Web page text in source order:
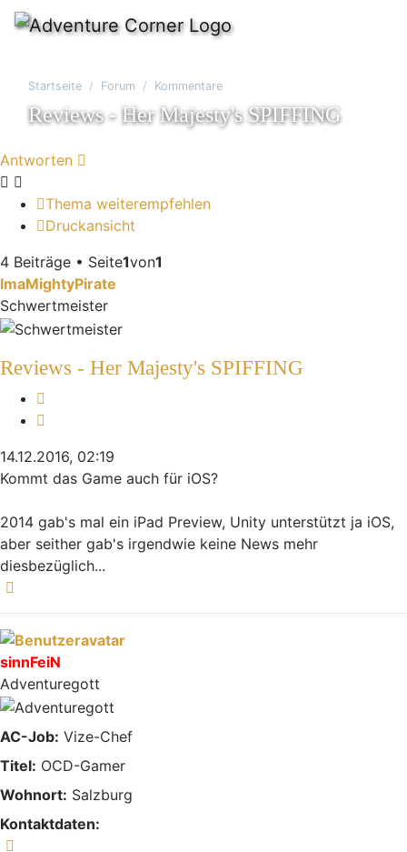
Startseite Forum Kommentare
Reviews - Her Majesty's SPIFFING
Antworten
Thema weiterempfehlen
Druckansicht
4 Beiträge • Seite1von1
ImaMightyPirate
Schwertmeister
Reviews - Her Majesty's SPIFFING
14.12.2016, 02:19
Kommt das Game auch für iOS?
2014 gab's mal ein iPad Preview, Unity unterstützt ja iOS,
aber seither gab's irgendwie keine News mehr
diesbezüglich...
sinnFeiN
Adventuregott
AC-Job: Vize-Chef
Titel: OCD-Gamer
Wohnort: Salzburg
Kontaktdaten: